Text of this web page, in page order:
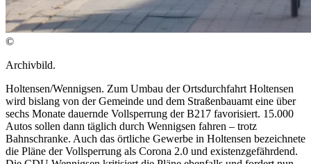
©
Archivbild.
Holtensen/Wennigsen. Zum Umbau der Ortsdurchfahrt Holtensen
wird bislang von der Gemeinde und dem Straßenbauamt eine über
sechs Monate dauernde Vollsperrung der B217 favorisiert. 15.000
Autos sollen dann täglich durch Wennigsen fahren – trotz
Bahnschranke. Auch das örtliche Gewerbe in Holtensen bezeichnete
die Pläne der Vollsperrung als Corona 2.0 und existenzgefährdend.